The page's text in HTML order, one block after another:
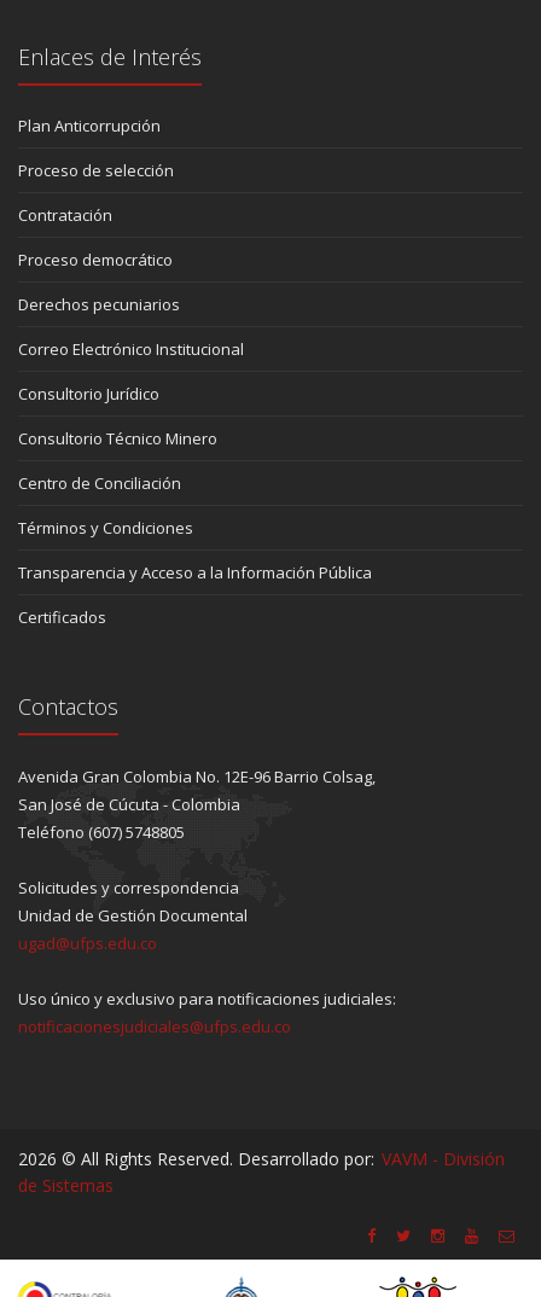
Enlaces de Interés
Plan Anticorrupción
Proceso de selección
Contratación
Proceso democrático
Derechos pecuniarios
Correo Electrónico Institucional
Consultorio Jurídico
Consultorio Técnico Minero
Centro de Conciliación
Términos y Condiciones
Transparencia y Acceso a la Información Pública
Certificados
Contactos
Avenida Gran Colombia No. 12E-96 Barrio Colsag,
San José de Cúcuta - Colombia
Teléfono (607) 5748805
Solicitudes y correspondencia
Unidad de Gestión Documental
ugad@ufps.edu.co
Uso único y exclusivo para notificaciones judiciales:
notificacionesjudiciales@ufps.edu.co
2026 © All Rights Reserved. Desarrollado por: VAVM - División
de Sistemas